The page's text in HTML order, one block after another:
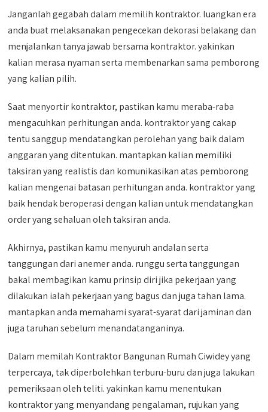
Janganlah gegabah dalam memilih kontraktor. luangkan era
anda buat melaksanakan pengecekan dekorasi belakang dan
menjalankan tanya jawab bersama kontraktor. yakinkan
kalian merasa nyaman serta membenarkan sama pemborong
yang kalian pilih.
Saat menyortir kontraktor, pastikan kamu meraba-raba
mengacuhkan perhitungan anda. kontraktor yang cakap
tentu sanggup mendatangkan perolehan yang baik dalam
anggaran yang ditentukan. mantapkan kalian memiliki
taksiran yang realistis dan komunikasikan atas pemborong
kalian mengenai batasan perhitungan anda. kontraktor yang
baik hendak beroperasi dengan kalian untuk mendatangkan
order yang sehaluan oleh taksiran anda.
Akhirnya, pastikan kamu menyuruh andalan serta
tanggungan dari anemer anda. runggu serta tanggungan
bakal membagikan kamu prinsip diri jika pekerjaan yang
dilakukan ialah pekerjaan yang bagus dan juga tahan lama.
mantapkan anda memahami syarat-syarat dari jaminan dan
juga taruhan sebelum menandatanganinya.
Dalam memilah Kontraktor Bangunan Rumah Ciwidey yang
terpercaya, tak diperbolehkan terburu-buru dan juga lakukan
pemeriksaan oleh teliti. yakinkan kamu menentukan
kontraktor yang menyandang pengalaman, rujukan yang